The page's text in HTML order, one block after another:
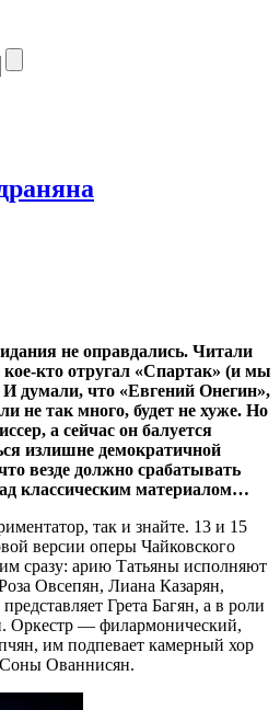
не оправдались. Читали
кто отругал «Спартак» (и мы
И думали, что «Евгений Онегин»,
не так много, будет не хуже. Но
а сейчас он балуется
излишне демократичной
везде должно срабатывать
классическим материалом…
так и знайте. 13 и 15
версии оперы Чайковского
сразу: арию Татьяны исполняют
Овсепян, Лиана Казарян,
Грета Багян, а в роли
Оркестр — филармонический,
им подпевает камерный хор
Ованнисян.